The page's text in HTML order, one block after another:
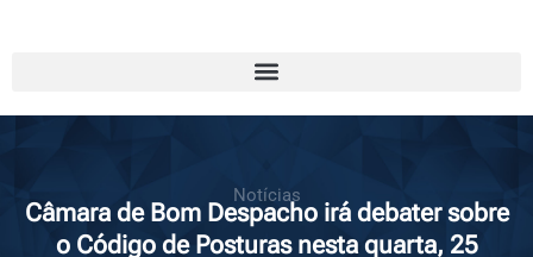
Notícias
Câmara de Bom Despacho irá debater sobre
o Código de Posturas nesta quarta, 25